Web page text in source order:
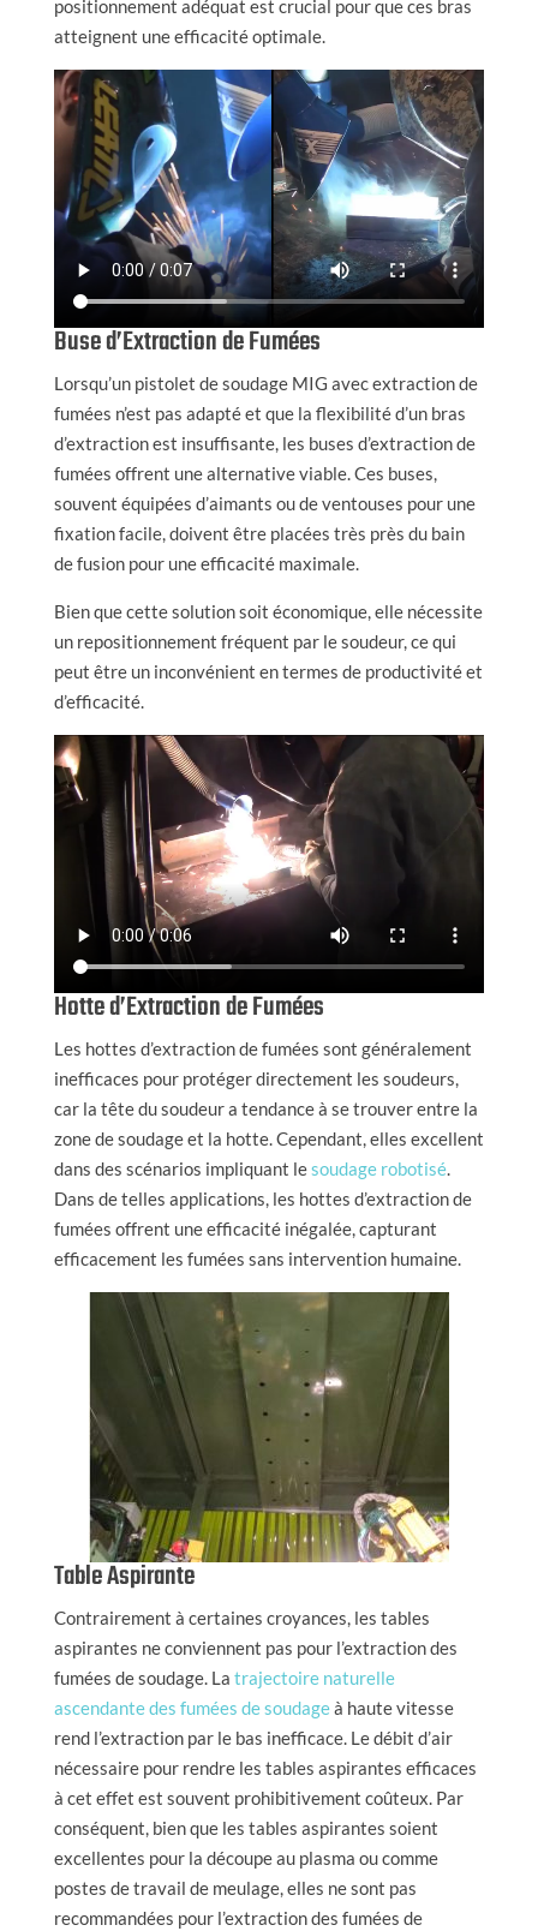
positionnement adéquat est crucial pour que ces bras
atteignent une efficacité optimale.
Buse d’Extraction de Fumées
Lorsqu’un pistolet de soudage MIG avec extraction de
fumées n’est pas adapté et que la flexibilité d’un bras
d’extraction est insuffisante, les buses d’extraction de
fumées offrent une alternative viable. Ces buses,
souvent équipées d’aimants ou de ventouses pour une
fixation facile, doivent être placées très près du bain
de fusion pour une efficacité maximale.
Bien que cette solution soit économique, elle nécessite
un repositionnement fréquent par le soudeur, ce qui
peut être un inconvénient en termes de productivité et
d’efficacité.
Hotte d’Extraction de Fumées
Les hottes d’extraction de fumées sont généralement
inefficaces pour protéger directement les soudeurs,
car la tête du soudeur a tendance à se trouver entre la
zone de soudage et la hotte. Cependant, elles excellent
dans des scénarios impliquant lesoudage robotisé.
Dans de telles applications, les hottes d’extraction de
fumées offrent une efficacité inégalée, capturant
efficacement les fumées sans intervention humaine.
Table Aspirante
Contrairement à certaines croyances, les tables
aspirantes ne conviennent pas pour l’extraction des
fumées de soudage. La trajectoire naturelle
ascendante des fumées de soudageà haute vitesse
rend l’extraction par le bas inefficace. Le débit d’air
nécessaire pour rendre les tables aspirantes efficaces
à cet effet est souvent prohibitivement coûteux. Par
conséquent, bien que les tables aspirantes soient
excellentes pour la découpe au plasma ou comme
postes de travail de meulage, elles ne sont pas
recommandées pour l’extraction des fumées de